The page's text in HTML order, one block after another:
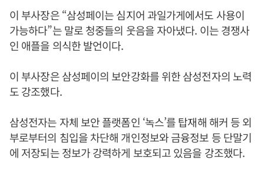
이 부사장은 “삼성페이는 심지어 과일가게에서도 사용이
가능하다”는 말로 청중들의 웃음을 자아냈다. 이는 경쟁사
인 애플을 의식한 발언이다.
이 부사장은 삼성페이의 보안강화를 위한 삼성전자의 노력
도 강조했다.
삼성전자는 자체 보안 플랫폼인 ‘녹스’를 탑재해 해커 등 외
부로부터의 침입을 차단해 개인정보와 금융정보 등 단말기
에 저장되는 정보가 강력하게 보호되고 있음을 강조했다.